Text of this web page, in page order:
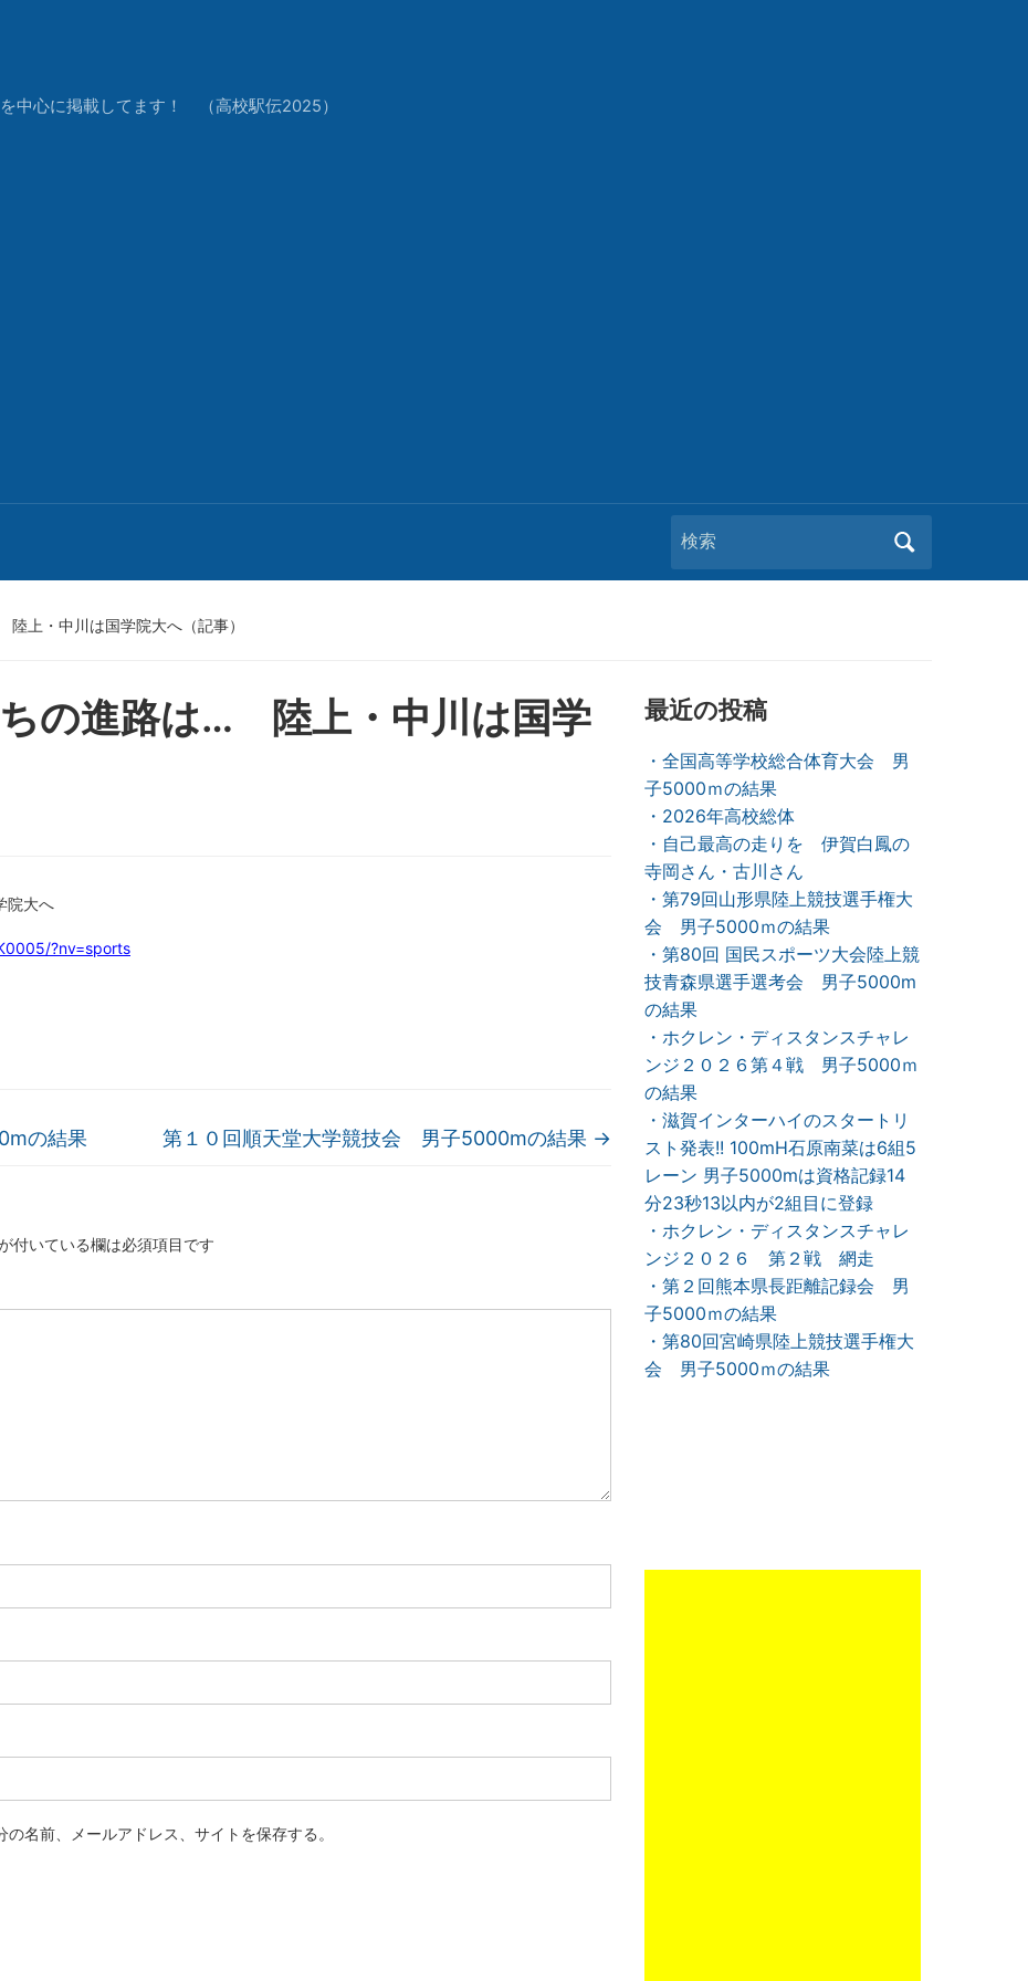
中心に掲載してます！ （高校駅伝2025）
Search
for:
上・中川は国学院大へ（記事）
の進路は… 陸上・中川は国学
院大へ
?nv=sports
の結果 第１０回順天堂大学競技会 男子5000mの結果 →
付いている欄は必須項目です
名前、メールアドレス、サイトを保存する。
最近の投稿
・全国高等学校総合体育大会 男
子5000ｍの結果
・2026年高校総体
・自己最高の走りを 伊賀白鳳の
寺岡さん・古川さん
・第79回山形県陸上競技選手権大
会 男子5000ｍの結果
・第80回 国民スポーツ大会陸上競
技青森県選手選考会 男子5000m
の結果
・ホクレン・ディスタンスチャレ
ンジ２０２６第４戦 男子5000ｍ
の結果
・滋賀インターハイのスタートリ
スト発表!! 100mH石原南菜は6組5
レーン 男子5000mは資格記録14
分23秒13以内が2組目に登録
・ホクレン・ディスタンスチャレ
ンジ２０２６ 第２戦 網走
・第２回熊本県長距離記録会 男
子5000ｍの結果
・第80回宮崎県陸上競技選手権大
会 男子5000ｍの結果